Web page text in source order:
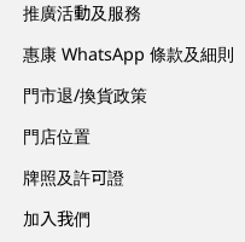
推廣活動及服務
惠康 WhatsApp 條款及細則
門市退/換貨政策
門店位置
牌照及許可證
加入我們